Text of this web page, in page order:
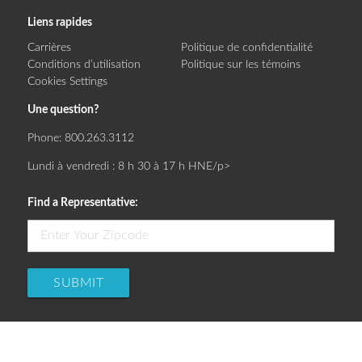
Liens rapides
Carrières
Politique de confidentialité
Conditions d’utilisation
Politique sur les témoins
Cookies Settings
Une question?
Phone: 800.263.3112
Lundi à vendredi : 8 h 30 à 17 h HNE/p>
Find a Representative:
SUBMIT